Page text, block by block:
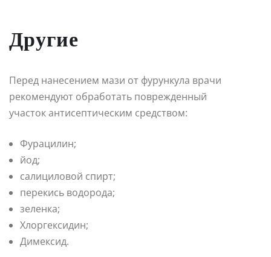
Другие
Перед нанесением мази от фурункула врачи
рекомендуют обработать поврежденный
участок антисептическим средством:
Фурацилин;
йод;
салициловой спирт;
перекись водорода;
зеленка;
Хлоргексидин;
Димексид.